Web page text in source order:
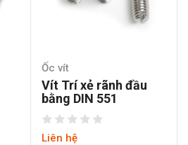
Ốc vít
Vít Trí xẻ rãnh đầu
bằng DIN 551
Liên hệ